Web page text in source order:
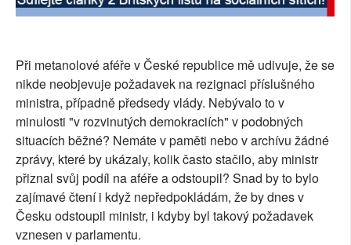
SOCIÁLNÍ SÍTĚ
PLNÁ VERZE STRÁNEK
Při metanolové aféře v České republice mě udivuje, že se
nikde neobjevuje požadavek na rezignaci příslušného
ministra, případně předsedy vlády. Nebývalo to v
minulosti "v rozvinutých demokraciích" v podobných
situacích běžné? Nemáte v paměti nebo v archívu žádné
zprávy, které by ukázaly, kolik často stačilo, aby ministr
přiznal svůj podíl na aféře a odstoupil? Snad by to bylo
zajímavé čtení i když nepředpokládám, že by dnes v
Česku odstoupil ministr, i kdyby byl takový požadavek
vznesen v parlamentu.